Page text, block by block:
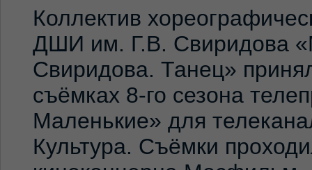
Коллектив
ДШИ им. Г.В. Свиридова
Свиридова. Танец»
съёмках 8-го сезона
Маленькие» для
Культура. Съёмки